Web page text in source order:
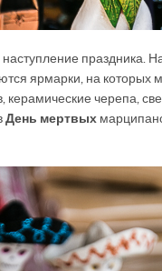
праздника.
ярмарки, на которых
керамические черепа,
День мертвых